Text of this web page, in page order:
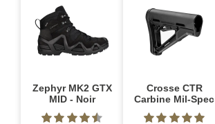
Zephyr MK2 GTX
MID - Noir
Crosse CTR
Carbine Mil-Spec